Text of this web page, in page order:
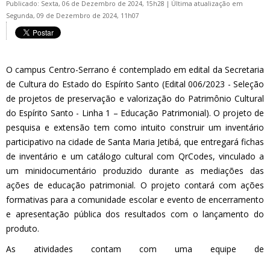
Publicado: Sexta, 06 de Dezembro de 2024, 15h28 | Última atualização em
Segunda, 09 de Dezembro de 2024, 11h07
O campus Centro-Serrano é contemplado em edital da Secretaria
de Cultura do Estado do Espírito Santo (Edital 006/2023 - Seleção
de projetos de preservação e valorização do Patrimônio Cultural
do Espírito Santo - Linha 1 – Educação Patrimonial). O projeto de
pesquisa e extensão tem como intuito construir um inventário
participativo na cidade de Santa Maria Jetibá, que entregará fichas
de inventário e um catálogo cultural com QrCodes, vinculado a
um minidocumentário produzido durante as mediações das
ações de educação patrimonial. O projeto contará com ações
formativas para a comunidade escolare evento de encerramento
e apresentação pública dos resultados com o lançamento do
produto.
As atividades contam com uma equipe de